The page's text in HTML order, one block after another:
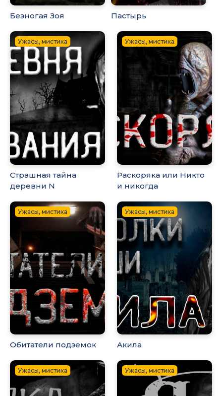
Безногая Зоя Пастырь
Ужасы, мистика
Страшная тайна
деревни N
Ужасы, мистика
Раскоряка или Никто
и никогда
Ужасы, мистика
Обитатели подземок
Ужасы, мистика
Акила
Ужасы, мистика Ужасы, мистика